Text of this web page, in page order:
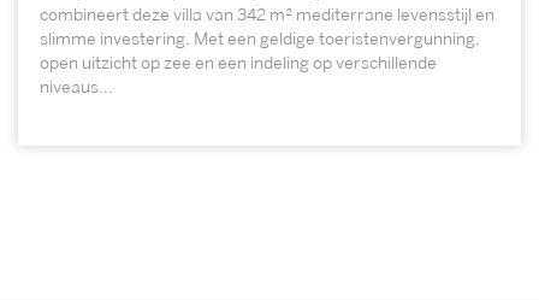
combineert deze villa van 342 m² mediterrane levensstijl en
slimme investering. Met een geldige toeristenvergunning,
open uitzicht op zee en een indeling op verschillende
niveaus...